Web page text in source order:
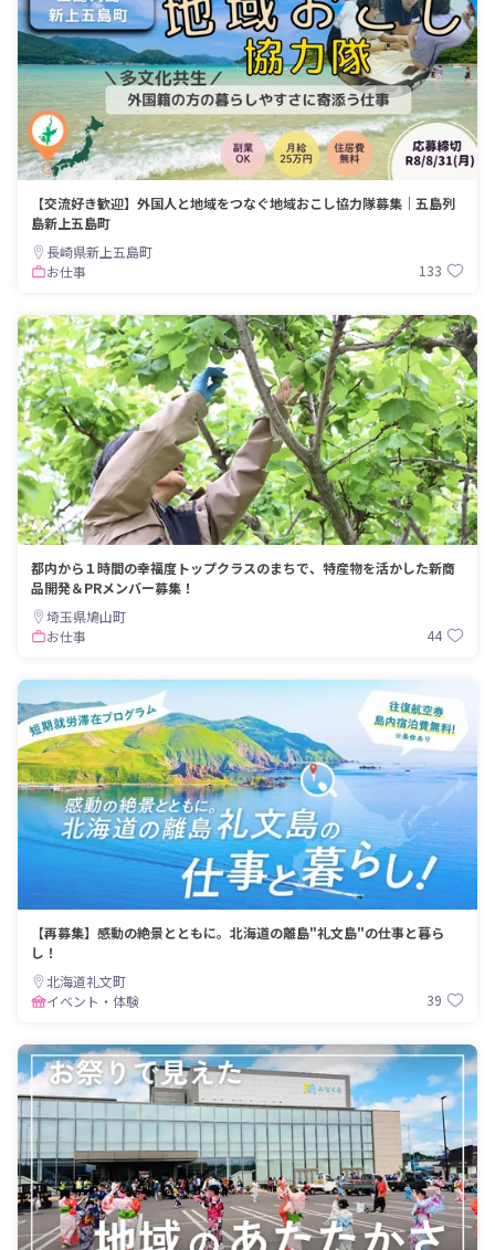
【交流好き歓迎】外国人と地域をつなぐ地域おこし協力隊募集｜五島列
島新上五島町
長崎県新上五島町
お仕事
133
都内から１時間の幸福度トップクラスのまちで、特産物を活かした新商
品開発＆PRメンバー募集！
埼玉県鳩山町
お仕事
44
【再募集】感動の絶景とともに。北海道の離島"礼文島"の仕事と暮ら
し！
北海道礼文町
イベント・体験
39